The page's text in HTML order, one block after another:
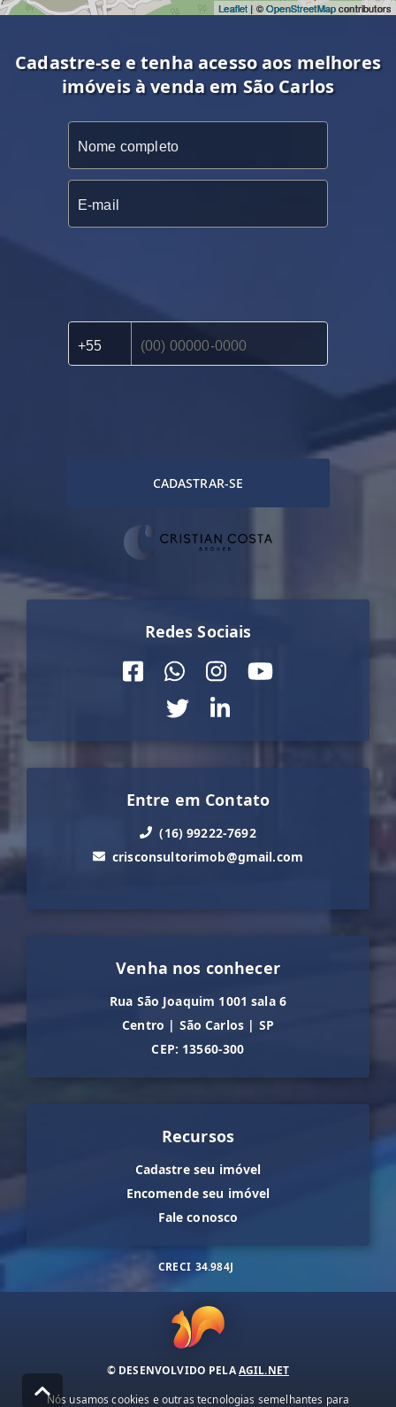
Leaflet | ©OpenStreetMapcontributors
Cadastre-se e tenha acesso aos melhores
imóveis à venda em São Carlos
CADASTRAR-SE
Redes Sociais
Entre em Contato
(16) 99222-7692
crisconsultorimob@gmail.com
Venha nos conhecer
Rua São Joaquim 1001 sala 6
Centro | São Carlos | SP
CEP: 13560-300
Recursos
Cadastre seu imóvel
Encomende seu imóvel
Fale conosco
CRECI 34.984J
© DESENVOLVIDO PELAAGIL.NET
Nós usamos cookies e outras tecnologias semelhantes para